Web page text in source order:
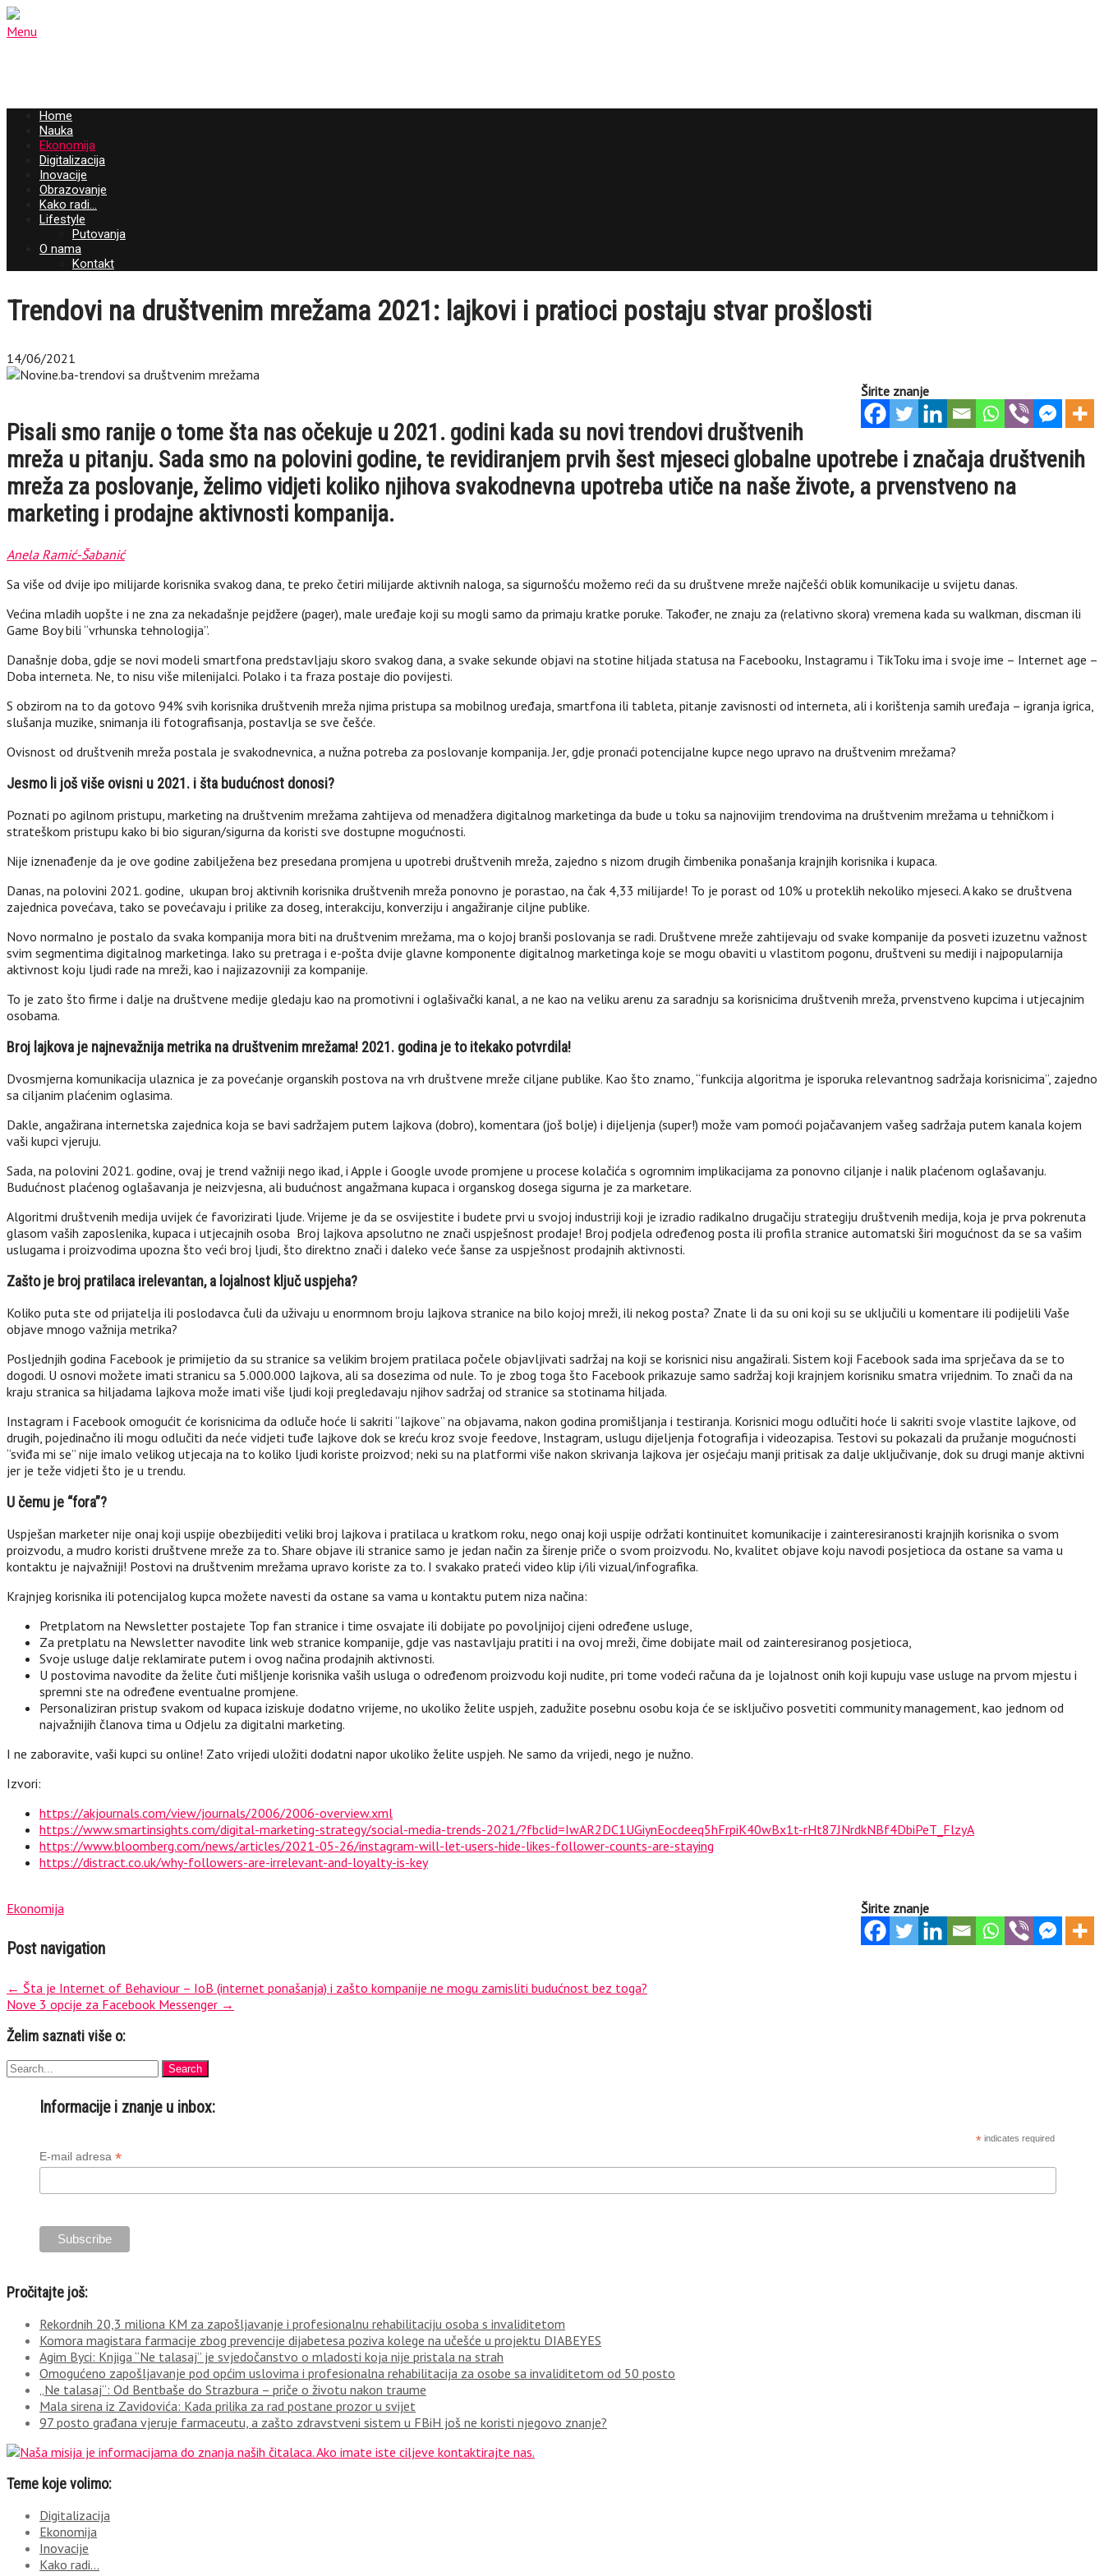
Menu
Home
Nauka
Ekonomija
Digitalizacija
Inovacije
Obrazovanje
Kako radi…
Lifestyle
Putovanja
O nama
Kontakt
Trendovi na društvenim mrežama 2021: lajkovi i pratioci postaju stvar prošlosti
14/06/2021
Širite znanje
Pisali smo ranije o tome šta nas očekuje u 2021. godini kada su novi trendovi društvenih
mreža u pitanju. Sada smo na polovini godine, te revidiranjem prvih šest mjeseci globalne upotrebe i značaja društvenih
mreža za poslovanje, želimo vidjeti koliko njihova svakodnevna upotreba utiče na naše živote, a prvenstveno na
marketing i prodajne aktivnosti kompanija.
Anela Ramić-Šabanić
Sa više od dvije ipo milijarde korisnika svakog dana, te preko četiri milijarde aktivnih naloga, sa sigurnošću možemo reći da su društvene mreže najčešći oblik komunikacije u svijetu danas.
Većina mladih uopšte i ne zna za nekadašnje pejdžere (pager), male uređaje koji su mogli samo da primaju kratke poruke. Također, ne znaju za (relativno skora) vremena kada su walkman, discman ili
Game Boy bili “vrhunska tehnologija”.
Današnje doba, gdje se novi modeli smartfona predstavljaju skoro svakog dana, a svake sekunde objavi na stotine hiljada statusa na Facebooku, Instagramu i TikToku ima i svoje ime – Internet age –
Doba interneta. Ne, to nisu više milenijalci. Polako i ta fraza postaje dio povijesti.
S obzirom na to da gotovo 94% svih korisnika društvenih mreža njima pristupa sa mobilnog uređaja, smartfona ili tableta, pitanje zavisnosti od interneta, ali i korištenja samih uređaja – igranja igrica,
slušanja muzike, snimanja ili fotografisanja, postavlja se sve češće.
Ovisnost od društvenih mreža postala je svakodnevnica, a nužna potreba za poslovanje kompanija. Jer, gdje pronaći potencijalne kupce nego upravo na društvenim mrežama?
Jesmo li još više ovisni u 2021. i šta budućnost donosi?
Poznati po agilnom pristupu, marketing na društvenim mrežama zahtijeva od menadžera digitalnog marketinga da bude u toku sa najnovijim trendovima na društvenim mrežama u tehničkom i
strateškom pristupu kako bi bio siguran/sigurna da koristi sve dostupne mogućnosti.
Nije iznenađenje da je ove godine zabilježena bez presedana promjena u upotrebi društvenih mreža, zajedno s nizom drugih čimbenika ponašanja krajnjih korisnika i kupaca.
Danas, na polovini 2021. godine, ukupan broj aktivnih korisnika društvenih mreža ponovno je porastao, na čak 4,33 milijarde! To je porast od 10% u proteklih nekoliko mjeseci. A kako se društvena
zajednica povećava, tako se povećavaju i prilike za doseg, interakciju, konverziju i angažiranje ciljne publike.
Novo normalno je postalo da svaka kompanija mora biti na društvenim mrežama, ma o kojoj branši poslovanja se radi. Društvene mreže zahtijevaju od svake kompanije da posveti izuzetnu važnost
svim segmentima digitalnog marketinga. Iako su pretraga i e-pošta dvije glavne komponente digitalnog marketinga koje se mogu obaviti u vlastitom pogonu, društveni su mediji i najpopularnija
aktivnost koju ljudi rade na mreži, kao i najizazovniji za kompanije.
To je zato što firme i dalje na društvene medije gledaju kao na promotivni i oglašivački kanal, a ne kao na veliku arenu za saradnju sa korisnicima društvenih mreža, prvenstveno kupcima i utjecajnim
osobama.
Broj lajkova je najnevažnija metrika na društvenim mrežama! 2021. godina je to itekako potvrdila!
Dvosmjerna komunikacija ulaznica je za povećanje organskih postova na vrh društvene mreže ciljane publike. Kao što znamo, “funkcija algoritma je isporuka relevantnog sadržaja korisnicima”, zajedno
sa ciljanim plaćenim oglasima.
Dakle, angažirana internetska zajednica koja se bavi sadržajem putem lajkova (dobro), komentara (još bolje) i dijeljenja (super!) može vam pomoći pojačavanjem vašeg sadržaja putem kanala kojem
vaši kupci vjeruju.
Sada, na polovini 2021. godine, ovaj je trend važniji nego ikad, i Apple i Google uvode promjene u procese kolačića s ogromnim implikacijama za ponovno ciljanje i nalik plaćenom oglašavanju.
Budućnost plaćenog oglašavanja je neizvjesna, ali budućnost angažmana kupaca i organskog dosega sigurna je za marketare.
Algoritmi društvenih medija uvijek će favorizirati ljude. Vrijeme je da se osvijestite i budete prvi u svojoj industriji koji je izradio radikalno drugačiju strategiju društvenih medija, koja je prva pokrenuta
glasom vaših zaposlenika, kupaca i utjecajnih osoba Broj lajkova apsolutno ne znači uspješnost prodaje! Broj podjela određenog posta ili profila stranice automatski širi mogućnost da se sa vašim
uslugama i proizvodima upozna što veći broj ljudi, što direktno znači i daleko veće šanse za uspješnost prodajnih aktivnosti.
Zašto je broj pratilaca irelevantan, a lojalnost ključ uspjeha?
Koliko puta ste od prijatelja ili poslodavca čuli da uživaju u enormnom broju lajkova stranice na bilo kojoj mreži, ili nekog posta? Znate li da su oni koji su se uključili u komentare ili podijelili Vaše
objave mnogo važnija metrika?
Posljednjih godina Facebook je primijetio da su stranice sa velikim brojem pratilaca počele objavljivati ​​sadržaj na koji se korisnici nisu angažirali. Sistem koji Facebook sada ima sprječava da se to
dogodi. U osnovi možete imati stranicu sa 5.000.000 lajkova, ali sa dosezima od nule. To je zbog toga što Facebook prikazuje samo sadržaj koji krajnjem korisniku smatra vrijednim. To znači da na
kraju stranica sa hiljadama lajkova može imati više ljudi koji pregledavaju njihov sadržaj od stranice sa stotinama hiljada.
Instagram i Facebook omogućit će korisnicima da odluče hoće li sakriti “lajkove” na objavama, nakon godina promišljanja i testiranja. Korisnici mogu odlučiti hoće li sakriti svoje vlastite lajkove, od
drugih, pojedinačno ili mogu odlučiti da neće vidjeti tuđe lajkove dok se kreću kroz svoje feedove, Instagram, uslugu dijeljenja fotografija i videozapisa. Testovi su pokazali da pružanje mogućnosti
“sviđa mi se” nije imalo velikog utjecaja na to koliko ljudi koriste proizvod; neki su na platformi više nakon skrivanja lajkova jer osjećaju manji pritisak za dalje uključivanje, dok su drugi manje aktivni
jer je teže vidjeti što je u trendu.
U čemu je “fora”?
Uspješan marketer nije onaj koji uspije obezbijediti veliki broj lajkova i pratilaca u kratkom roku, nego onaj koji uspije održati kontinuitet komunikacije i zainteresiranosti krajnjih korisnika o svom
proizvodu, a mudro koristi društvene mreže za to. Share objave ili stranice samo je jedan način za širenje priče o svom proizvodu. No, kvalitet objave koju navodi posjetioca da ostane sa vama u
kontaktu je najvažniji! Postovi na društvenim mrežama upravo koriste za to. I svakako prateći video klip i/ili vizual/infografika.
Krajnjeg korisnika ili potencijalog kupca možete navesti da ostane sa vama u kontaktu putem niza načina:
Pretplatom na Newsletter postajete Top fan stranice i time osvajate ili dobijate po povoljnijoj cijeni određene usluge,
Za pretplatu na Newsletter navodite link web stranice kompanije, gdje vas nastavljaju pratiti i na ovoj mreži, čime dobijate mail od zainteresiranog posjetioca,
Svoje usluge dalje reklamirate putem i ovog načina prodajnih aktivnosti.
U postovima navodite da želite čuti mišljenje korisnika vaših usluga o određenom proizvodu koji nudite, pri tome vodeći računa da je lojalnost onih koji kupuju vase usluge na prvom mjestu i
spremni ste na određene eventualne promjene.
Personaliziran pristup svakom od kupaca iziskuje dodatno vrijeme, no ukoliko želite uspjeh, zadužite posebnu osobu koja će se isključivo posvetiti community management, kao jednom od
najvažnijih članova tima u Odjelu za digitalni marketing.
I ne zaboravite, vaši kupci su online! Zato vrijedi uložiti dodatni napor ukoliko želite uspjeh. Ne samo da vrijedi, nego je nužno.
Izvori:
https://akjournals.com/view/journals/2006/2006-overview.xml
https://www.smartinsights.com/digital-marketing-strategy/social-media-trends-2021/?fbclid=IwAR2DC1UGiynEocdeeq5hFrpiK40wBx1t-rHt87JNrdkNBf4DbiPeT_FlzyA
https://www.bloomberg.com/news/articles/2021-05-26/instagram-will-let-users-hide-likes-follower-counts-are-staying
https://distract.co.uk/why-followers-are-irrelevant-and-loyalty-is-key
Širite znanje
Ekonomija
Post navigation
← Šta je Internet of Behaviour – IoB (internet ponašanja) i zašto kompanije ne mogu zamisliti budućnost bez toga?
Nove 3 opcije za Facebook Messenger →
Želim saznati više o:
Informacije i znanje u inbox:
* indicates required
E-mail adresa *
Pročitajte još:
Rekordnih 20,3 miliona KM za zapošljavanje i profesionalnu rehabilitaciju osoba s invaliditetom
Komora magistara farmacije zbog prevencije dijabetesa poziva kolege na učešće u projektu DIABEYES
Agim Byci: Knjiga “Ne talasaj” je svjedočanstvo o mladosti koja nije pristala na strah
Omogućeno zapošljavanje pod općim uslovima i profesionalna rehabilitacija za osobe sa invaliditetom od 50 posto
„Ne talasaj“: Od Bentbaše do Strazbura – priče o životu nakon traume
Mala sirena iz Zavidovića: Kada prilika za rad postane prozor u svijet
97 posto građana vjeruje farmaceutu, a zašto zdravstveni sistem u FBiH još ne koristi njegovo znanje?
Teme koje volimo:
Digitalizacija
Ekonomija
Inovacije
Kako radi…